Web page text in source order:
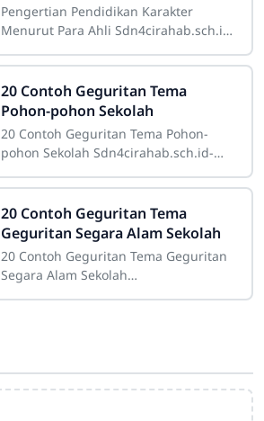
Pengertian Pendidikan Karakter
Menurut Para Ahli Sdn4cirahab.sch.id-
konsep yang sangat penting dalam
dunia
20 Contoh Geguritan Tema
Pohon-pohon Sekolah
20 Contoh Geguritan Tema Pohon-
pohon Sekolah Sdn4cirahab.sch.id-
memiliki peran yang sangat penting.
Tidak hanya
20 Contoh Geguritan Tema
Geguritan Segara Alam Sekolah
20 Contoh Geguritan Tema Geguritan
Segara Alam Sekolah